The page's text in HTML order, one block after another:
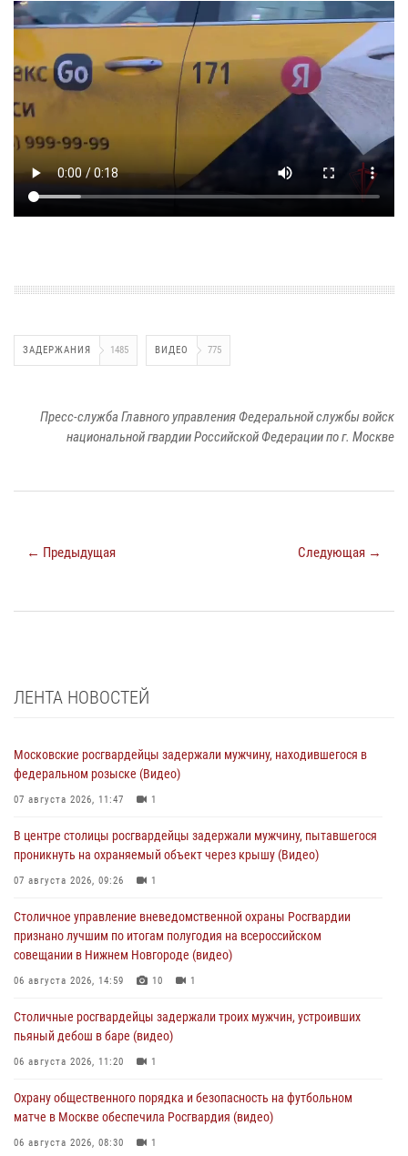
ЗАДЕРЖАНИЯ 1485 ВИДЕО 775
Пресс-служба Главного управления Федеральной службы войск
национальной гвардии Российской Федерации по г. Москве
← Предыдущая Следующая →
ЛЕНТА НОВОСТЕЙ
Московские росгвардейцы задержали мужчину, находившегося в
федеральном розыске (Видео)
07 августа 2026, 11:47 1
В центре столицы росгвардейцы задержали мужчину, пытавшегося
проникнуть на охраняемый объект через крышу (Видео)
07 августа 2026, 09:26 1
Столичное управление вневедомственной охраны Росгвардии
признано лучшим по итогам полугодия на всероссийском
совещании в Нижнем Новгороде (видео)
06 августа 2026, 14:59 10 1
Столичные росгвардейцы задержали троих мужчин, устроивших
пьяный дебош в баре (видео)
06 августа 2026, 11:20 1
Охрану общественного порядка и безопасность на футбольном
матче в Москве обеспечила Росгвардия (видео)
06 августа 2026, 08:30 1